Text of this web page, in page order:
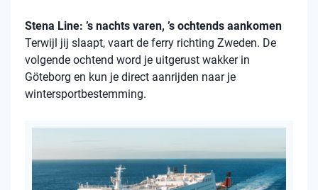
Stena Line: ’s nachts varen, ’s ochtends aankomen
Terwijl jij slaapt, vaart de ferry richting Zweden. De
volgende ochtend word je uitgerust wakker in
Göteborg en kun je direct aanrijden naar je
wintersportbestemming.